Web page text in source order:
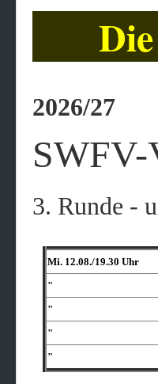
Die
2026/27
SWFV-
3. Runde -
Mi. 12.08./19.30 Uhr
"
"
"
"